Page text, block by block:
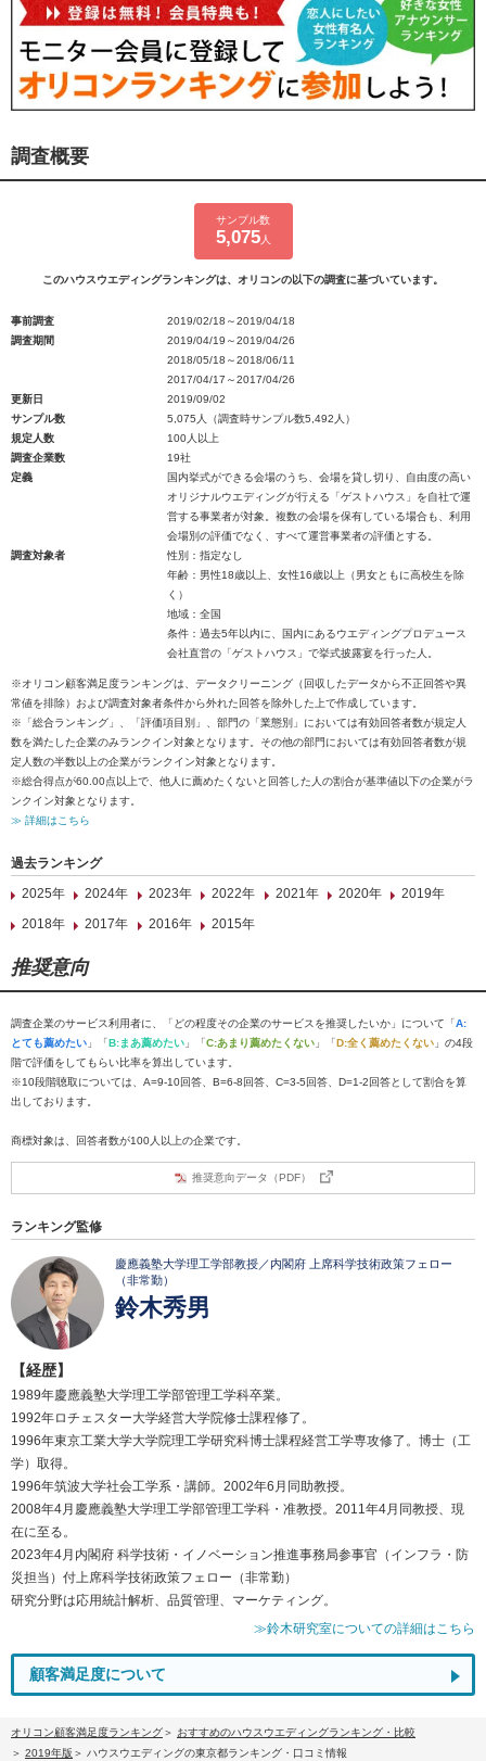
調査概要
サンプル数
5,075人
このハウスウエディングランキングは、オリコンの以下の調査に基づいています。
事前調査
2019/02/18～2019/04/18
調査期間
2019/04/19～2019/04/26
2018/05/18～2018/06/11
2017/04/17～2017/04/26
更新日
2019/09/02
サンプル数
5,075人（調査時サンプル数5,492人）
規定人数
100人以上
調査企業数
19社
定義
国内挙式ができる会場のうち、会場を貸し切り、自由度の高い
オリジナルウエディングが行える「ゲストハウス」を自社で運
営する事業者が対象。複数の会場を保有している場合も、利用
会場別の評価でなく、すべて運営事業者の評価とする。
調査対象者
性別：指定なし
年齢：男性18歳以上、女性16歳以上（男女ともに高校生を除
く）
地域：全国
条件：過去5年以内に、国内にあるウエディングプロデュース
会社直営の「ゲストハウス」で挙式披露宴を行った人。
※オリコン顧客満足度ランキングは、データクリーニング（回収したデータから不正回答や異
常値を排除）および調査対象者条件から外れた回答を除外した上で作成しています。
※「総合ランキング」、「評価項目別」、部門の「業態別」においては有効回答者数が規定人
数を満たした企業のみランクイン対象となります。その他の部門においては有効回答者数が規
定人数の半数以上の企業がランクイン対象となります。
※総合得点が60.00点以上で、他人に薦めたくないと回答した人の割合が基準値以下の企業がラ
ンクイン対象となります。
≫ 詳細はこちら
過去ランキング
2025年
2024年 2023年 2022年 2021年 2020年
2019年
2018年
2017年 2016年 2015年
推奨意向
調査企業のサービス利用者に、「どの程度その企業のサービスを推奨したいか」について「A:
とても薦めたい 」「B:まあ薦めたい 」「C:あまり薦めたくない 」「D:全く薦めたくない 」の4段
階で評価をしてもらい比率を算出しています。
※10段階聴取については、A=9-10回答、B=6-8回答、C=3-5回答、D=1-2回答として割合を算
出しております。
商標対象は、回答者数が100人以上の企業です。
推奨意向データ（PDF）
ランキング監修
慶應義塾大学理工学部教授／内閣府 上席科学技術政策フェロー
（非常勤）
鈴木秀男
【経歴】
1989年慶應義塾大学理工学部管理工学科卒業。
1992年ロチェスター大学経営大学院修士課程修了。
1996年東京工業大学大学院理工学研究科博士課程経営工学専攻修了。博士（工
学）取得。
1996年筑波大学社会工学系・講師。2002年6月同助教授。
2008年4月慶應義塾大学理工学部管理工学科・准教授。2011年4月同教授、現
在に至る。
2023年4月内閣府 科学技術・イノベーション推進事務局参事官（インフラ・防
災担当）付上席科学技術政策フェロー（非常勤）
研究分野は応用統計解析、品質管理、マーケティング。
≫鈴木研究室についての詳細はこちら
顧客満足度について
オリコン顧客満足度ランキング
おすすめのハウスウエディングランキング・比較
2019年版
ハウスウエディングの東京都ランキング・口コミ情報